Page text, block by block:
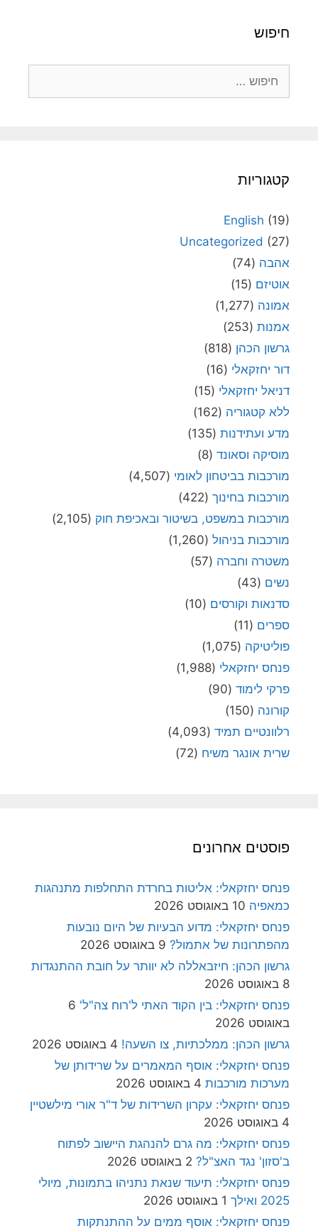
חיפוש
קטגוריות
English (19)
Uncategorized (27)
אהבה (74)
אוטיזם (15)
אמונה (1,277)
אמנות (253)
גרשון הכהן (818)
דור יחזקאלי (16)
דניאל יחזקאלי (15)
ללא קטגוריה (162)
מדע ועתידנות (135)
מוסיקה וסאונד (8)
מורכבות בביטחון לאומי (4,507)
מורכבות בחינוך (422)
מורכבות במשפט, בשיטור ובאכיפת חוק (2,105)
מורכבות בניהול (1,260)
משטרה וחברה (57)
נשים (43)
סדנאות וקורסים (10)
ספרים (11)
פוליטיקה (1,075)
פנחס יחזקאלי (1,988)
פרקי לימוד (90)
קורונה (150)
רלוונטיים תמיד (4,093)
שרית אונגר משיח (72)
פוסטים אחרונים
פנחס יחזקאלי: אליטות בחרדת התחלפות מתנהגות
כמאפיה 10 באוגוסט 2026
פנחס יחזקאלי: מדוע הבעיות של היום נובעות
מהפתרונות של אתמול? 9 באוגוסט 2026
גרשון הכהן: חיזבאללה לא יוותר על חובת ההתנגדות
8 באוגוסט 2026
פנחס יחזקאלי: בין הקוד האתי ל'רוח צה"ל' 6
באוגוסט 2026
גרשון הכהן: ממלכתיות, צו השעה! 4 באוגוסט 2026
פנחס יחזקאלי: אוסף המאמרים על שרידותן של
מערכות מורכבות 4 באוגוסט 2026
פנחס יחזקאלי: עקרון השרידות של ד"ר אורי מילשטיין
4 באוגוסט 2026
פנחס יחזקאלי: מה גרם להנהגת היישוב לפתוח
ב'סזון' נגד האצ"ל? 2 באוגוסט 2026
פנחס יחזקאלי: תיעוד שנאת נתניהו בתמונות, מיולי
2025 ואילך
1 באוגוסט 2026
פנחס יחזקאלי: אוסף ממים על ההתנתקות